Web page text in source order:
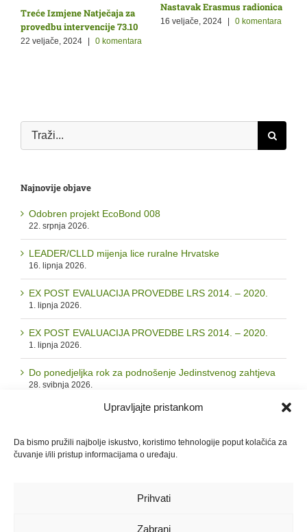
Upravljajte pristankom
Da bismo pružili najbolje iskustvo, koristimo tehnologije poput kolačića za
čuvanje i/ili pristup informacijama o uređaju.
Prihvati
Zabrani
Treće Izmjene Natječaja za
provedbu intervencije 73.10
22 veljače, 2024 0 komentara
Nastavak Erasmus radionica
16 veljače, 2024 | 0 komentara
Traži...
Najnovije objave
Odobren projekt EcoBond 008
22. srpnja 2026.
LEADER/CLLD mijenja lice ruralne Hrvatske
16. lipnja 2026.
EX POST EVALUACIJA PROVEDBE LRS 2014. – 2020.
1. lipnja 2026.
EX POST EVALUACIJA PROVEDBE LRS 2014. – 2020.
1. lipnja 2026.
Do ponedjeljka rok za podnošenje Jedinstvenog zahtjeva
28. svibnja 2026.
Arhiva
© 2026. LAG "Zrinska gora - Turopolje" | Sva prava pridržana |